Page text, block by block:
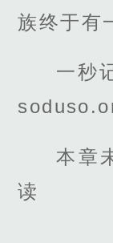
族终于有
一秒
本章
读